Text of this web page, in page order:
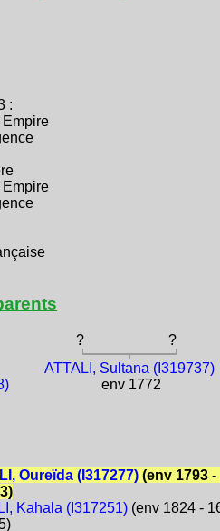
:
?
?
ATTALI, Sultana (I319737)
env 1772
Oureïda (I317277)(env 1793 -
Kahala (I317251)(env 1824 -